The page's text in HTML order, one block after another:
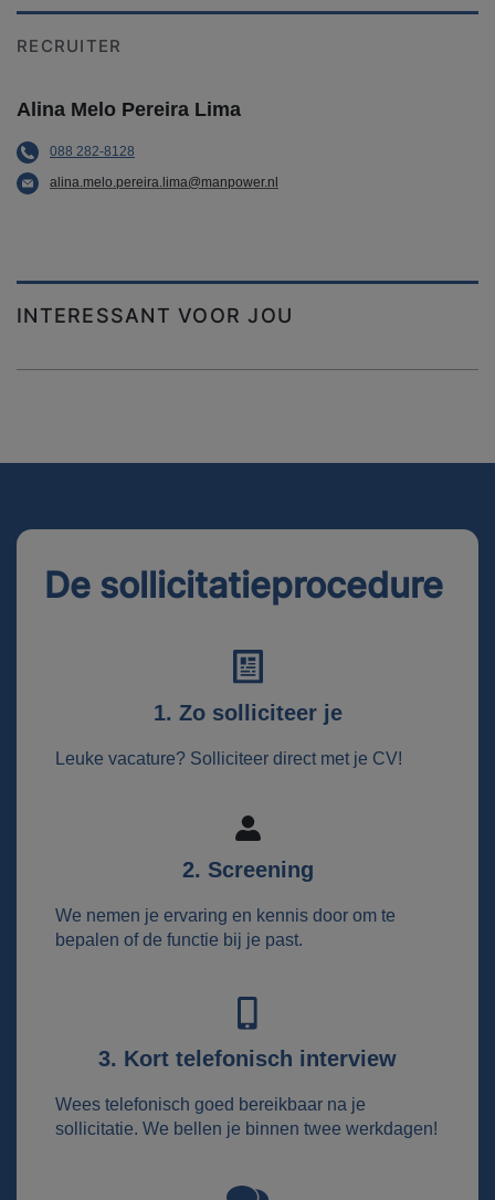
RECRUITER
Alina Melo Pereira Lima
088 282-8128
alina.melo.pereira.lima@manpower.nl
INTERESSANT VOOR JOU
De sollicitatieprocedure
1. Zo solliciteer je
Leuke vacature? Solliciteer direct met je CV!
2. Screening
We nemen je ervaring en kennis door om te
bepalen of de functie bij je past.
3. Kort telefonisch interview
Wees telefonisch goed bereikbaar na je
sollicitatie. We bellen je binnen twee werkdagen!